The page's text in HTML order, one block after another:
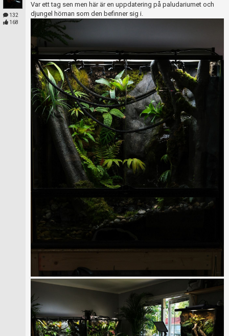
132
168
Var ett tag sen men här är en uppdatering på paludariumet och
djungel hörnan som den befinner sig i.